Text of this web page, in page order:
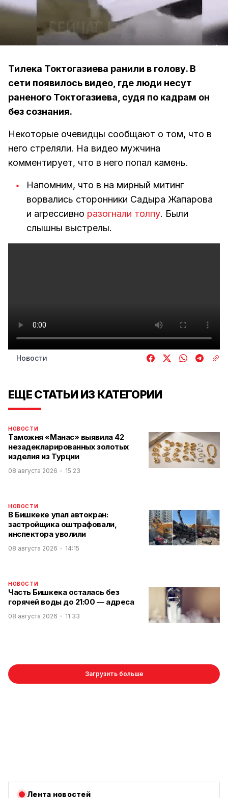
Тилека Токтогазиева ранили в голову. В
сети появилось видео, где люди несут
раненого Токтогазиева, судя по кадрам он
без сознания.
Некоторые очевидцы сообщают о том, что в
него стреляли. На видео мужчина
комментирует, что в него попал камень.
Напомним, что в на мирный митинг
ворвались сторонники Садыра Жапарова
и агрессивно разогнали толпу. Были
слышны выстрелы.
Новости
ЕЩЕ СТАТЬИ ИЗ КАТЕГОРИИ
НОВОСТИ
Таможня «Манас» выявила 42
незадекларированных золотых
изделия из Турции
08 августа 2026 15:23
НОВОСТИ
В Бишкеке упал автокран:
застройщика оштрафовали,
инспектора уволили
08 августа 2026 14:15
НОВОСТИ
Часть Бишкека осталась без
горячей воды до 21:00 — адреса
08 августа 2026 11:33
Загрузить больше
Лента новостей